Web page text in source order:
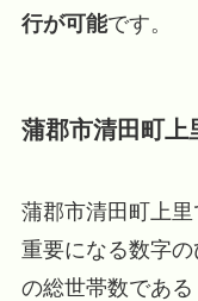
行が可能です。
蒲郡市清田町上
蒲郡市清田町上
重要になる数字
の総世帯数である